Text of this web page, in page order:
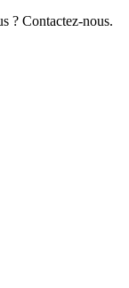
? Contactez-nous.